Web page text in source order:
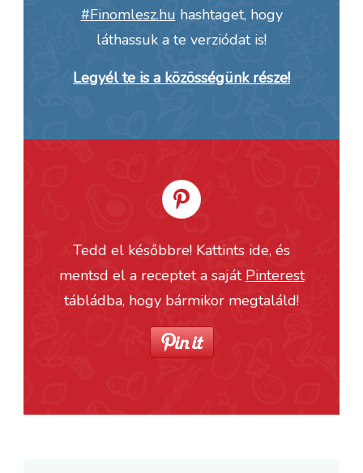
#Finomlesz.hu hashtaget, hogy
láthassuk a te verziódat is!
Legyél te is a közösségünk része!
Tedd el későbbre! Kattints ide, és
mentsd el a receptet a saját Pinterest
tábládba, hogy bármikor megtaláld!